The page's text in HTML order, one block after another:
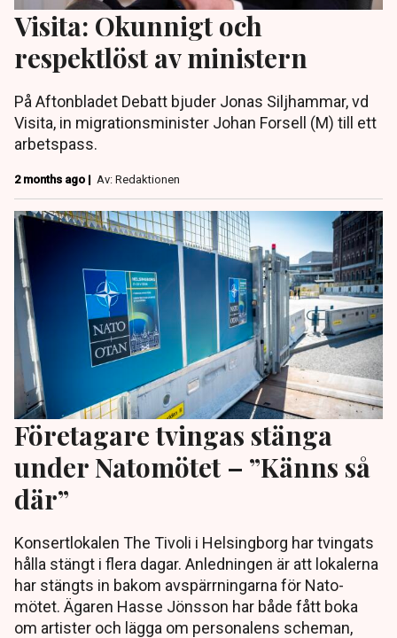
Visita: Okunnigt och
respektlöst av ministern
På Aftonbladet Debatt bjuder Jonas Siljhammar, vd
Visita, in migrationsminister Johan Forsell (M) till ett
arbetspass.
2 months ago | Av: Redaktionen
Företagare tvingas stänga
under Natomötet – ”Känns så
där”
Konsertlokalen The Tivoli i Helsingborg har tvingats
hålla stängt i flera dagar. Anledningen är att lokalerna
har stängts in bakom avspärrningarna för Nato-
mötet. Ägaren Hasse Jönsson har både fått boka
om artister och lägga om personalens scheman,